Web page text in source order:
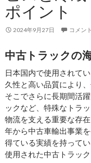
底
解
説！
ポイント
2024年9月27日 コメン
中古トラックの
日本国内で使用されて
久性と高い品質により
そこでさらに長期間活
ックなど、特殊なトラ
物流を支える重要な存
年から中古車輸出事業
得ている実績を持って
使用された中古トラッ